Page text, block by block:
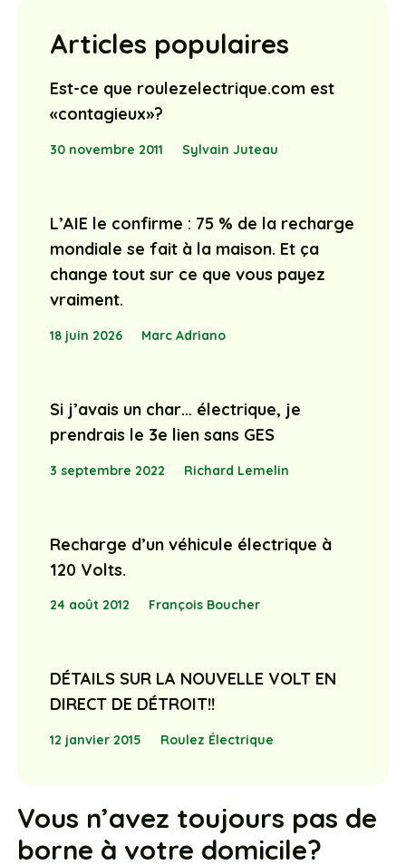
Articles populaires
Est-ce que roulezelectrique.com est
«contagieux»?
30 novembre 2011 Sylvain Juteau
L’AIE le confirme : 75 % de la recharge
mondiale se fait à la maison. Et ça
change tout sur ce que vous payez
vraiment.
18 juin 2026 Marc Adriano
Si j’avais un char… électrique, je
prendrais le 3e lien sans GES
3 septembre 2022 Richard Lemelin
Recharge d’un véhicule électrique à
120 Volts.
24 août 2012 François Boucher
DÉTAILS SUR LA NOUVELLE VOLT EN
DIRECT DE DÉTROIT!!
12 janvier 2015 Roulez Électrique
Vous n’avez toujours pas de
borne à votre domicile?